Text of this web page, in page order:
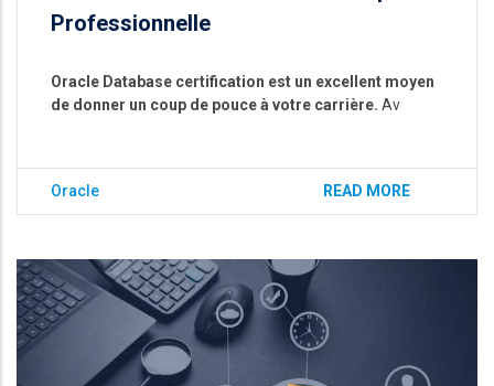
Professionnelle
Oracle Database certification est un excellent moyen
de donner un coup de pouce à votre carrière. Av
Oracle READ MORE